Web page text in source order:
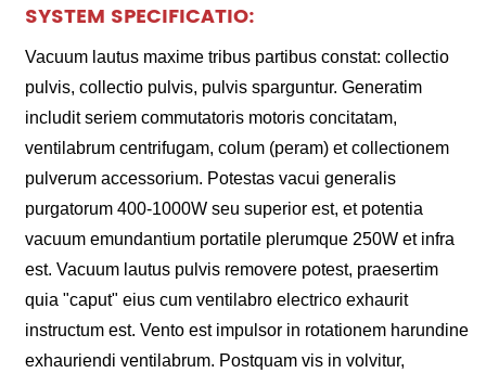
SYSTEM SPECIFICATIO:
Vacuum lautus maxime tribus partibus constat: collectio
pulvis, collectio pulvis, pulvis sparguntur. Generatim
includit seriem commutatoris motoris concitatam,
ventilabrum centrifugam, colum (peram) et collectionem
pulverum accessorium. Potestas vacui generalis
purgatorum 400-1000W seu superior est, et potentia
vacuum emundantium portatile plerumque 250W et infra
est. Vacuum lautus pulvis removere potest, praesertim
quia "caput" eius cum ventilabro electrico exhaurit
instructum est. Vento est impulsor in rotationem harundine
exhauriendi ventilabrum. Postquam vis in volvitur,